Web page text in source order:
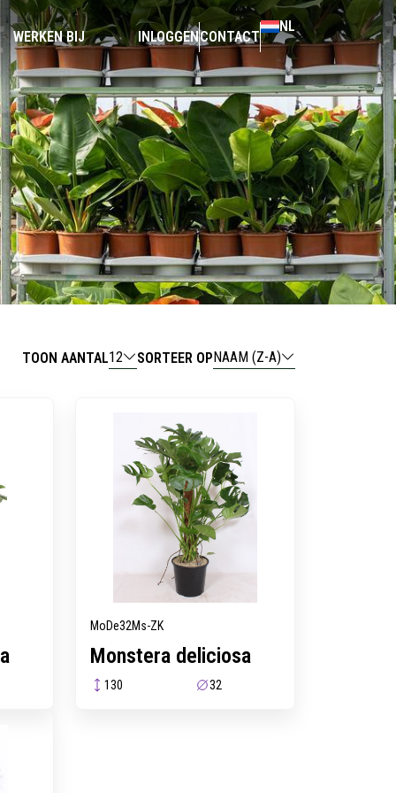
WERKEN BIJ INLOGGENCONTACT
NL
TOON AANTAL12 SORTEER OPNAAM (Z-A)
MoDe32Ms-ZK
Monstera deliciosa
130 32